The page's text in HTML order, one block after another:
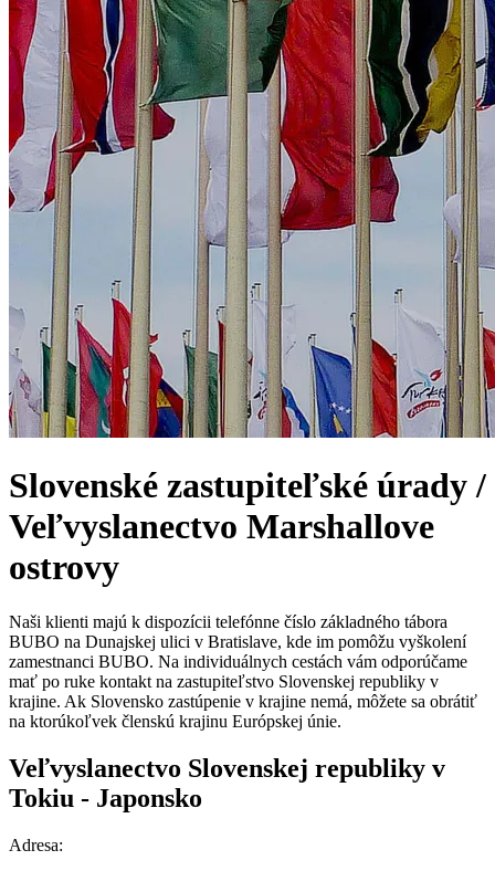
Slovenské zastupiteľské úrady /
Veľvyslanectvo Marshallove
ostrovy
Naši klienti majú k dispozícii telefónne číslo základného tábora
BUBO na Dunajskej ulici v Bratislave, kde im pomôžu vyškolení
zamestnanci BUBO. Na individuálnych cestách vám odporúčame
mať po ruke kontakt na zastupiteľstvo Slovenskej republiky v
krajine. Ak Slovensko zastúpenie v krajine nemá, môžete sa obrátiť
na ktorúkoľvek členskú krajinu Európskej únie.
Veľvyslanectvo Slovenskej republiky v
Tokiu - Japonsko
Adresa: